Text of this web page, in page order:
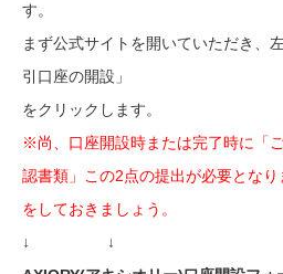
す。
まず公式サイトを開いていただき、
引口座の開設」
をクリックします。
※尚、口座開設時または完了時に「
認書類」この2点の提出が必要とな
をしておきましょう。
↓ ↓